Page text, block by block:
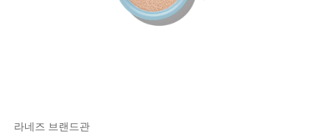
라네즈 브랜드관